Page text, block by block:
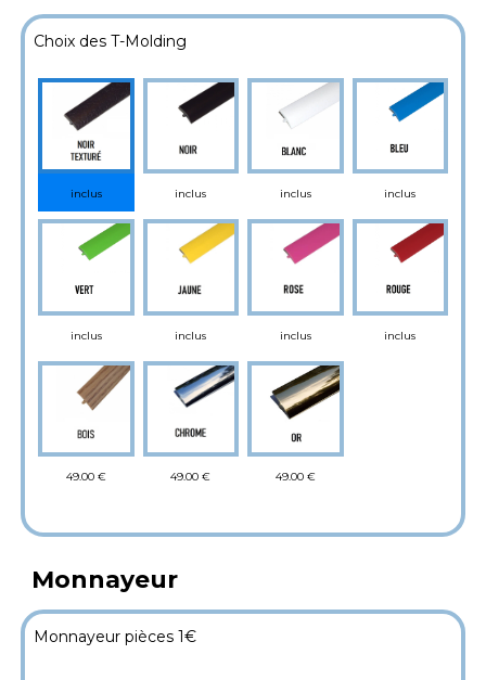
Choix des T-Molding
inclus inclus inclus inclus
inclus inclus inclus inclus
49.00 € 49.00 € 49.00 €
Monnayeur
Monnayeur pièces 1€